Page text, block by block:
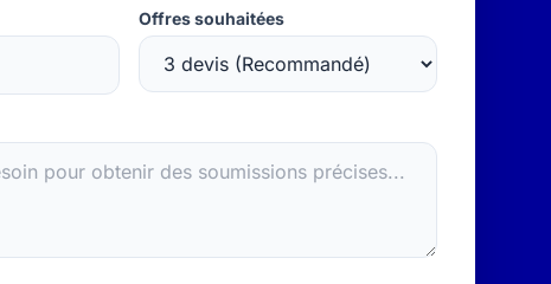
Offres souhaitées